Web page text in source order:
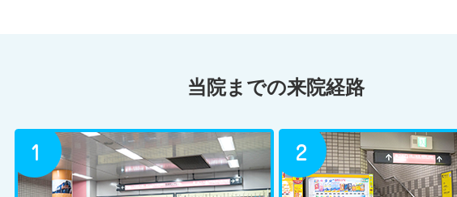
当院までの来院経路